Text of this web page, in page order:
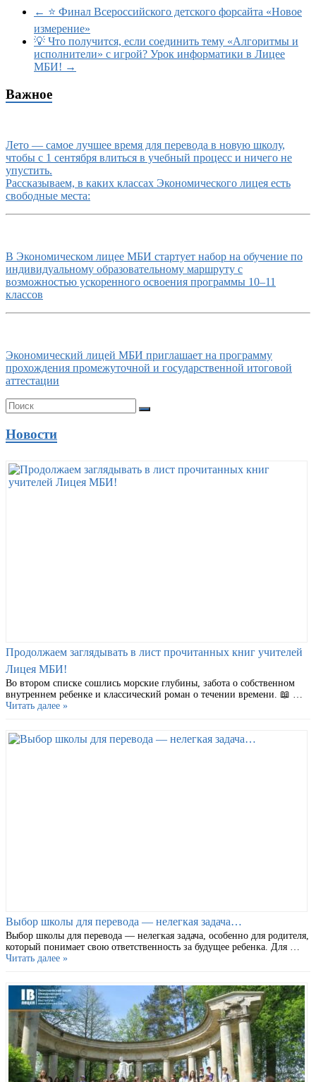
← ⭐ Финал Всероссийского детского форсайта «Новое
измерение»
💡 Что получится, если соединить тему «Алгоритмы и
исполнители» с игрой? Урок информатики в Лицее
МБИ! →
Важное
Лето — самое лучшее время для перевода в новую школу,
чтобы с 1 сентября влиться в учебный процесс и ничего не
упустить.
Рассказываем, в каких классах Экономического лицея есть
свободные места:
В Экономическом лицее МБИ стартует набор на обучение по
индивидуальному образовательному маршруту с
возможностью ускоренного освоения программы 10–11
классов
Экономический лицей МБИ приглашает на программу
прохождения промежуточной и государственной итоговой
аттестации
Новости
Продолжаем заглядывать в лист прочитанных книг учителей
Лицея МБИ!
Во втором списке сошлись морские глубины, забота о собственном
внутреннем ребенке и классический роман о течении времени. 📖 …
Читать далее »
Выбор школы для перевода — нелегкая задача…
Выбор школы для перевода — нелегкая задача, особенно для родителя,
который понимает свою ответственность за будущее ребенка. Для …
Читать далее »